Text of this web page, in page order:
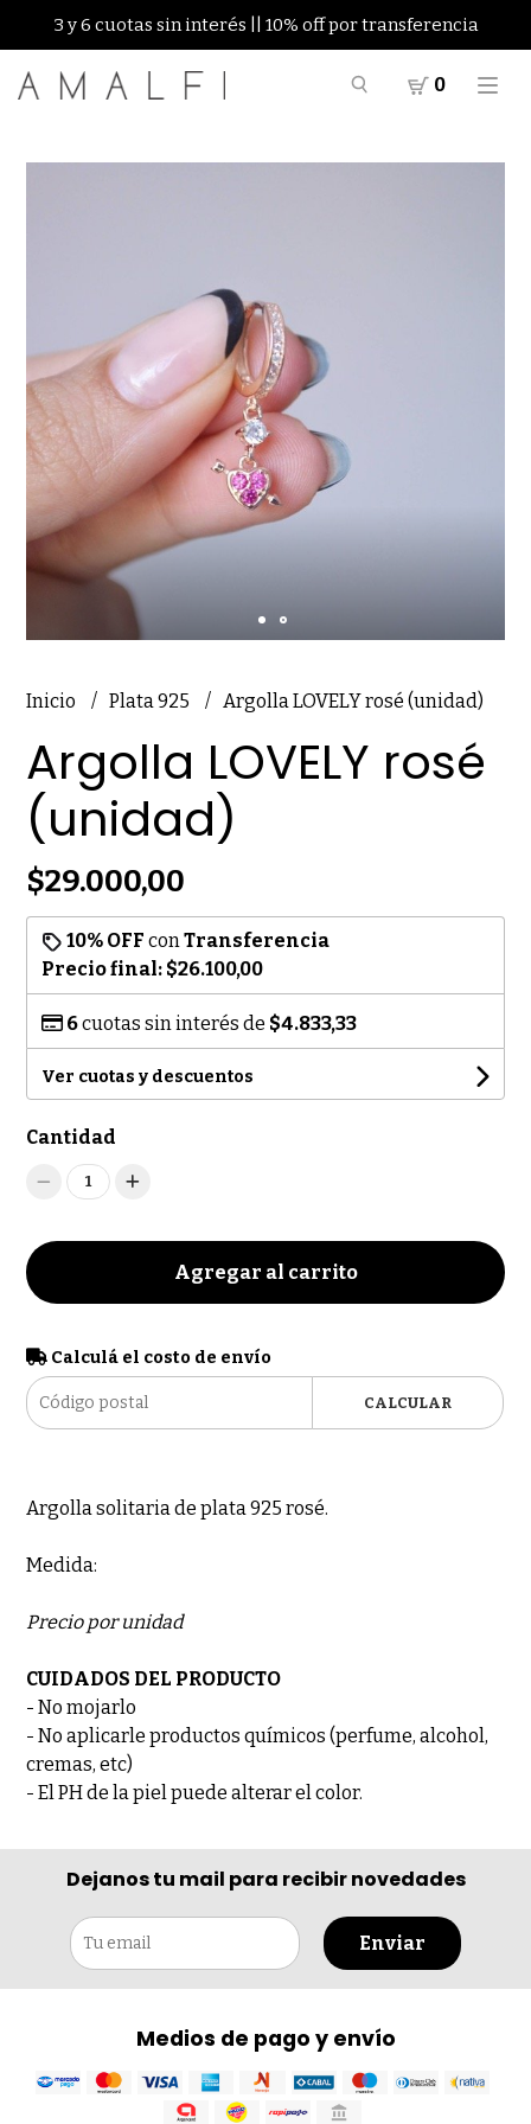
3 y 6 cuotas sin interés || 10% off por transferencia
0
Inicio Plata 925 Argolla LOVELY rosé (unidad)
Argolla LOVELY rosé
(unidad)
$29.000,00
10% OFF conTransferencia
Precio final: $26.100,00
6cuotas sin interés de $4.833,33
Ver cuotas y descuentos
Cantidad
1
Agregar al carrito
Calculá el costo de envío
CALCULAR
Argolla solitaria de plata 925 rosé.
Medida:
Precio por unidad
CUIDADOS DEL PRODUCTO
- No mojarlo
- No aplicarle productos químicos (perfume, alcohol,
cremas, etc)
- El PH de la piel puede alterar el color.
Dejanos tu mail para recibir novedades
Enviar
Medios de pago y envío